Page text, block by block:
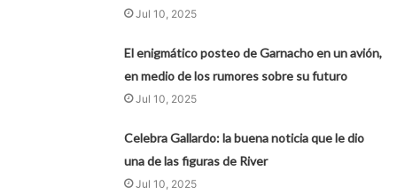
Jul 10, 2025
El enigmático posteo de Garnacho en un avión,
en medio de los rumores sobre su futuro
Jul 10, 2025
Celebra Gallardo: la buena noticia que le dio
una de las figuras de River
Jul 10, 2025